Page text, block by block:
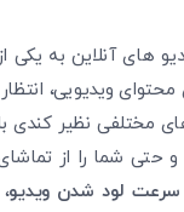
های آنلاین به
محتوای ویدیویی،
مختلفی نظیر کندی
حتی شما را از
سرعت لود شدن ویدیو